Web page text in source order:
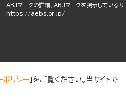
ABJマークの詳細、ABJマークを掲示しているサ
https://aebs.or.jp/
ポリシー 」をご覧ください。当サイトで